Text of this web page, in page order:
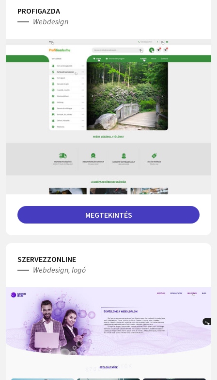
PROFIGAZDA
Webdesign
MEGTEKINTÉS
SZERVEZZONLINE
Webdesign, logó